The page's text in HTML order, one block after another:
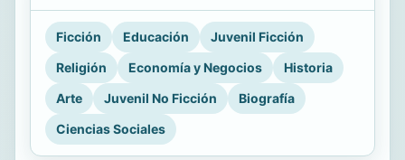
Ficción Educación
Juvenil Ficción
Religión
Economía y Negocios
Historia
Arte
Juvenil No Ficción
Biografía
Ciencias Sociales